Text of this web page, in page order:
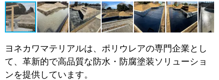
ヨネカワマテリアルは、ポリウレアの専門企業とし
て、革新的で高品質な防水・防腐塗装ソリューショ
ンを提供しています。